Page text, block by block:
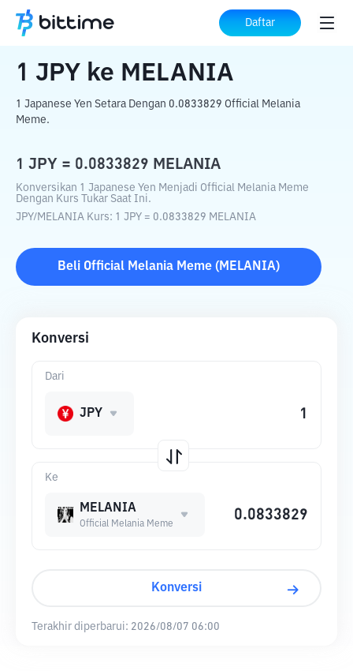
Daftar
Beranda Konverter Kripto ke MELANIA
1 JPY ke MELANIA
1 Japanese Yen Setara Dengan 0.0833829 Official Melania
Meme.
1 JPY = 0.0833829 MELANIA
Konversikan 1 Japanese Yen Menjadi Official Melania Meme
Dengan Kurs Tukar Saat Ini.
JPY/MELANIA Kurs: 1 JPY = 0.0833829 MELANIA
Beli Official Melania Meme ( MELANIA)
Konversi
Ke
MELANIA
Official Melania Meme
Dari
JPY
Konversi
Terakhir diperbarui: 2026/08/07 06:00